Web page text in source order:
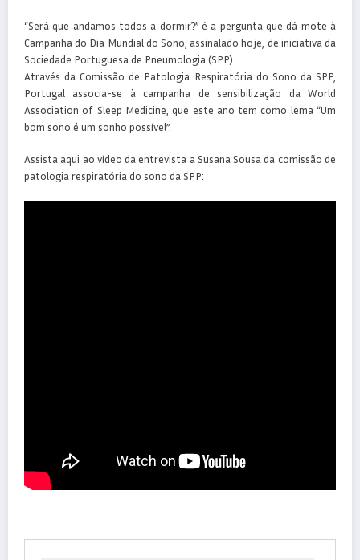
“Será que andamos todos a dormir?” é a pergunta que dá mote à
Campanha do Dia Mundial do Sono, assinalado hoje, de iniciativa da
Sociedade Portuguesa de Pneumologia (SPP).
Através da Comissão de Patologia Respiratória do Sono da SPP,
Portugal associa-se à campanha de sensibilização da World
Association of Sleep Medicine, que este ano tem como lema “Um
bom sono é um sonho possível”.
Assista aqui ao vídeo da entrevista a Susana Sousa da comissão de
patologia respiratória do sono da SPP: